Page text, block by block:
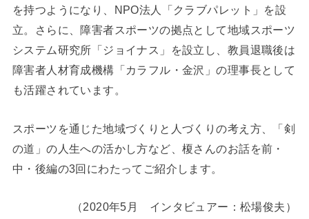
を持つようになり、NPO法人「クラブパレット」を設
立。さらに、障害者スポーツの拠点として地域スポーツ
システム研究所「ジョイナス」を設立し、教員退職後は
障害者人材育成機構「カラフル・金沢」の理事長として
も活躍されています。
スポーツを通じた地域づくりと人づくりの考え方、「剣
の道」の人生への活かし方など、榎さんのお話を前・
中・後編の3回にわたってご紹介します。
（2020年5月 インタビュアー：松場俊夫）